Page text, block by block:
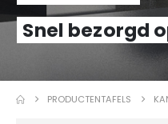
Snel bezorgd
PRODUCTENTAFELS